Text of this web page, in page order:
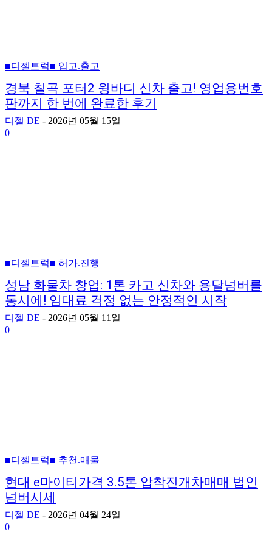
■디젤트럭■ 입고.출고
경북 칠곡 포터2 윙바디 신차 출고! 영업용번호
판까지 한 번에 완료한 후기
디젤 DE - 2026년 05월 15일
0
■디젤트럭■ 허가.진행
성남 화물차 창업: 1톤 카고 신차와 용달넘버를
동시에! 임대료 걱정 없는 안정적인 시작
디젤 DE - 2026년 05월 11일
0
■디젤트럭■ 추천.매물
현대 e마이티가격 3.5톤 압착진개차매매 법인
넘버시세
디젤 DE - 2026년 04월 24일
0